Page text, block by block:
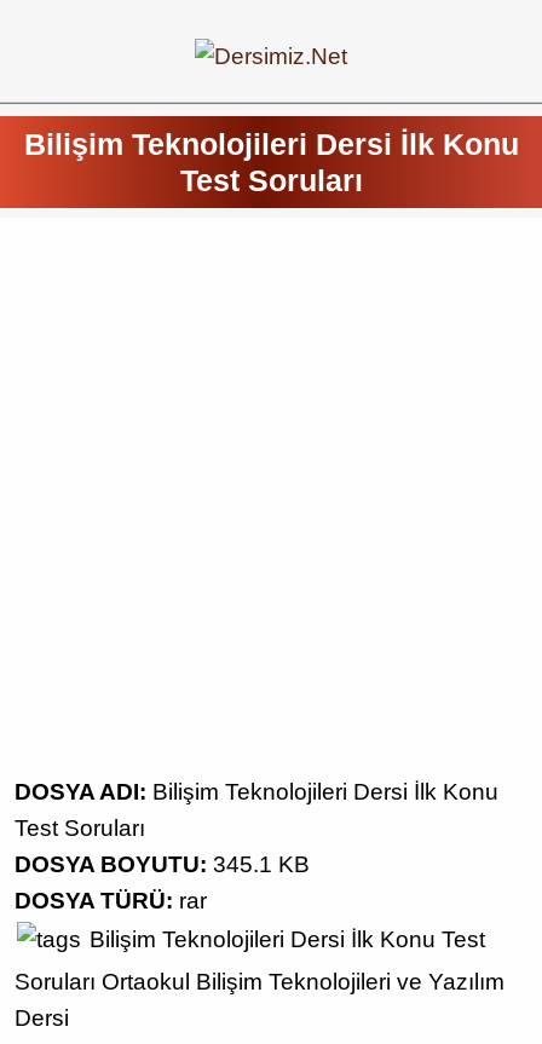
Bilişim Teknolojileri Dersi İlk Konu
Test Soruları
DOSYA ADI: Bilişim Teknolojileri Dersi İlk Konu
Test Soruları
DOSYA BOYUTU: 345.1 KB
DOSYA TÜRÜ: rar
Bilişim Teknolojileri Dersi İlk Konu Test
Soruları Ortaokul Bilişim Teknolojileri ve Yazılım
Dersi